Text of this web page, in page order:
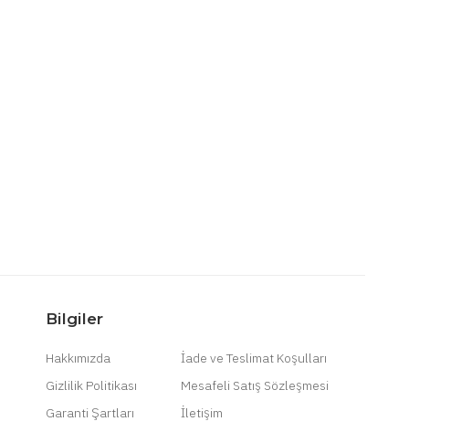
Bilgiler
Hakkımızda
İade ve Teslimat Koşulları
Gizlilik Politikası
Mesafeli Satış Sözleşmesi
Garanti Şartları
İletişim